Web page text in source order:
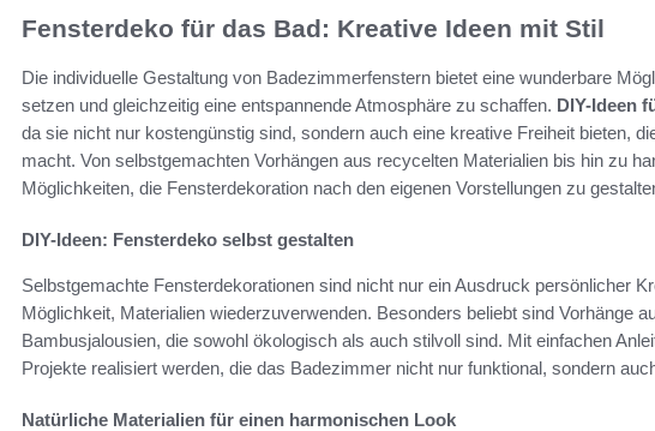
Fensterdeko für das Bad: Kreative Ideen mit Stil
Die individuelle Gestaltung von Badezimmerfenstern bietet eine wunderbare
setzen und gleichzeitig eine entspannende Atmosphäre zu schaffen. DIY-Ideen
da sie nicht nur kostengünstig sind, sondern auch eine kreative Freiheit bieten,
macht. Von selbstgemachten Vorhängen aus recycelten Materialien bis hin zu
Möglichkeiten, die Fensterdekoration nach den eigenen Vorstellungen zu
DIY-Ideen: Fensterdeko selbst gestalten
Selbstgemachte Fensterdekorationen sind nicht nur ein Ausdruck persönlicher
Möglichkeit, Materialien wiederzuverwenden. Besonders beliebt sind Vorhänge
Bambusjalousien, die sowohl ökologisch als auch stilvoll sind. Mit einfachen
Projekte realisiert werden, die das Badezimmer nicht nur funktional, sondern
Natürliche Materialien für einen harmonischen Look